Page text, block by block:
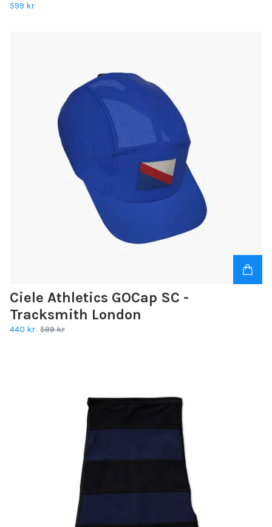
599 kr
Ciele Athletics GOCap SC -
Tracksmith London
440 kr 599 kr